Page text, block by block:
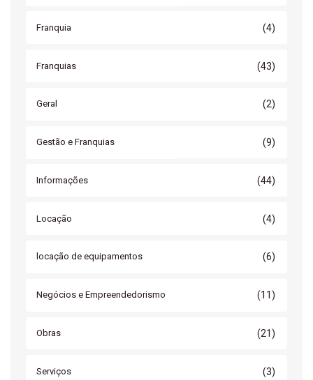
Franquia (4)
Franquias (43)
Geral (2)
Gestão e Franquias (9)
Informações (44)
Locação (4)
locação de equipamentos (6)
Negócios e Empreendedorismo (11)
Obras (21)
Serviços (3)